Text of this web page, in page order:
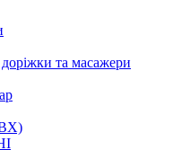
та масажери